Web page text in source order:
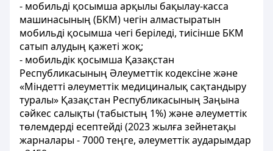
- мобильді қосымша арқылы бақылау-касса
машинасының (БКМ) чегін алмастыратын
мобильді қосымша чегі беріледі, тиісінше БКМ
сатып алудың қажеті жоқ;
- мобильдік қосымша Қазақстан
Республикасының Әлеуметтік кодексіне және
«Міндетті әлеуметтік медициналық сақтандыру
туралы» Қазақстан Республикасының Заңына
сәйкес салықты (табыстың 1%) және әлеуметтік
төлемдерді есептейді (2023 жылға зейнетақы
жарналары - 7000 теңге, әлеуметтік аударымдар